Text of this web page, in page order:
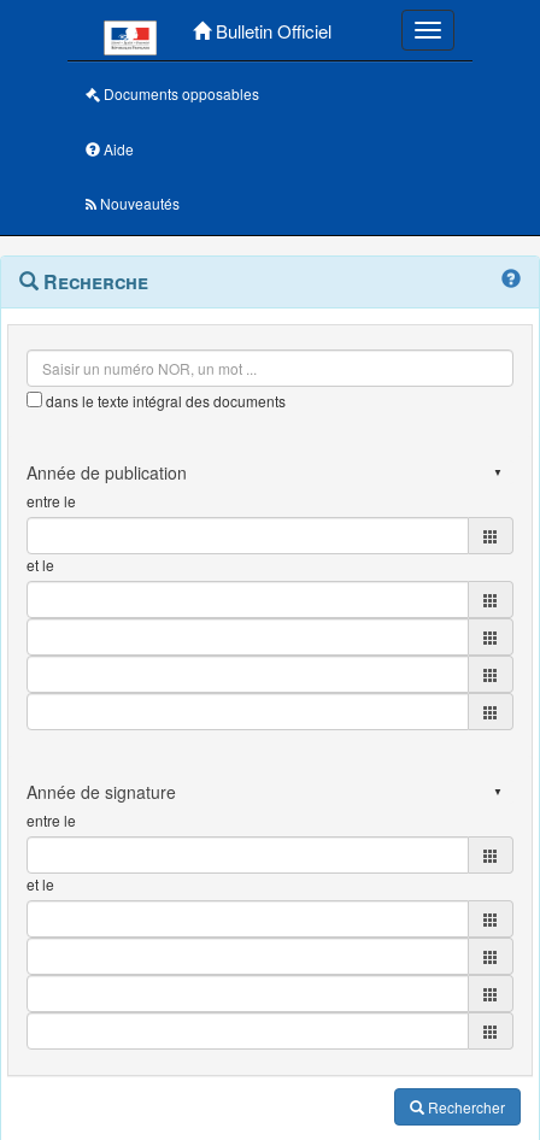
Bulletin Officiel Toggle
Documents opposables
Aide
Nouveautés
Navigation
outils
Menu
contextuel
Recherche
dans le texte intégral des documents
entre le
et le
entre le
et le
Rechercher